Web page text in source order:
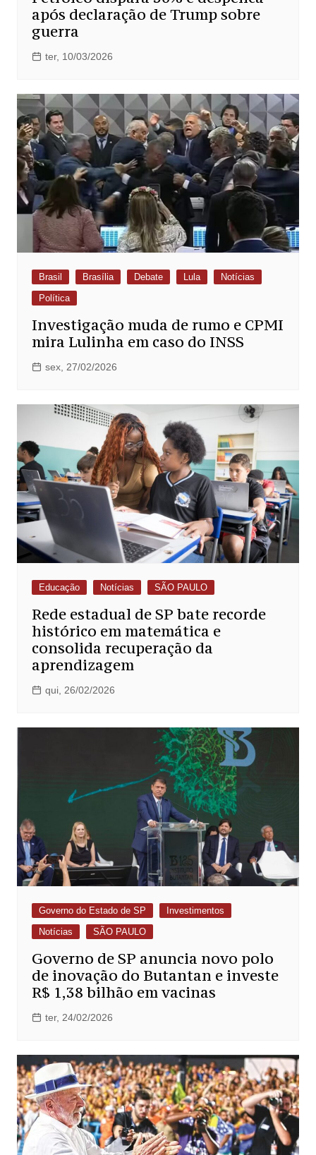
após declaração de Trump sobre
guerra
ter, 10/03/2026
Brasil Brasília Debate Lula
Notícias
Política
Investigação muda de rumo e CPMI
mira Lulinha em caso do INSS
sex, 27/02/2026
Educação Notícias SÃO PAULO
Rede estadual de SP bate recorde
histórico em matemática e
consolida recuperação da
aprendizagem
qui, 26/02/2026
Governo do Estado de SP
Investimentos
Notícias
SÃO PAULO
Governo de SP anuncia novo polo
de inovação do Butantan e investe
R$ 1,38 bilhão em vacinas
ter, 24/02/2026